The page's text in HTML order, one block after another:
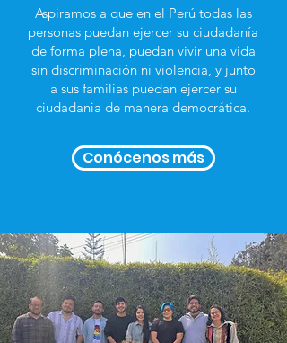
Aspiramos a que en el Perú todas las
personas puedan ejercer su ciudadanía
de forma plena, puedan vivir una vida
sin discriminación ni violencia, y junto
a sus familias puedan ejercer su
ciudadania de manera democrática.
Conócenos más